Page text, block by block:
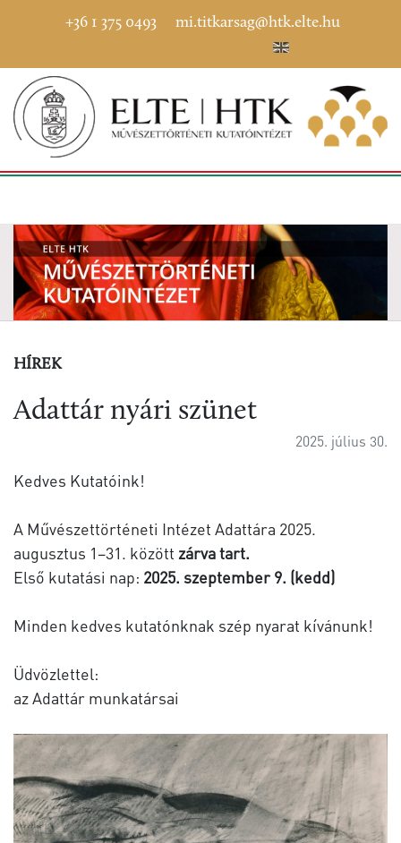
+36 1 375 0493 mi.titkarsag@htk.elte.hu
HÍREK
Adattár nyári szünet
2025. július 30.
Kedves Kutatóink!
A Művészettörténeti Intézet Adattára 2025.
augusztus 1–31. között zárva tart.
Első kutatási nap: 2025. szeptember 9. (kedd)
Minden kedves kutatónknak szép nyarat kívánunk!
Üdvözlettel:
az Adattár munkatársai